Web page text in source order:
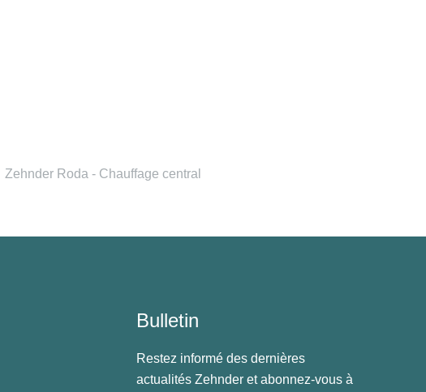
Zehnder Roda - Chauffage central
Bulletin
Restez informé des dernières
actualités Zehnder et abonnez-vous à